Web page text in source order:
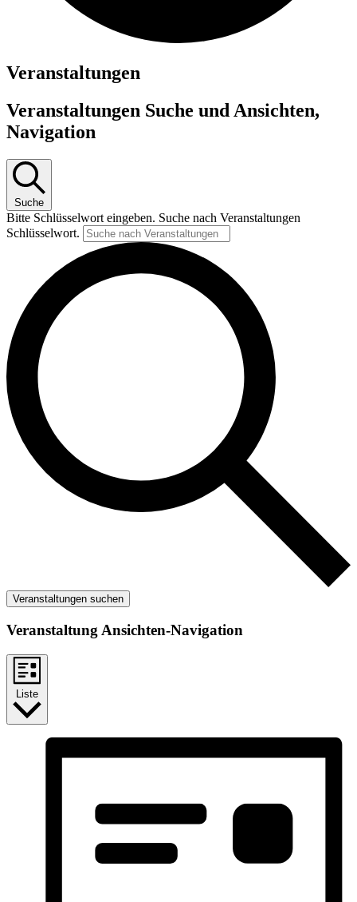
Veranstaltungen
Veranstaltungen Suche und Ansichten,
Navigation
Suche
Bitte Schlüsselwort eingeben. Suche nach Veranstaltungen
Schlüsselwort.
Veranstaltungen suchen
Veranstaltung Ansichten-Navigation
Liste